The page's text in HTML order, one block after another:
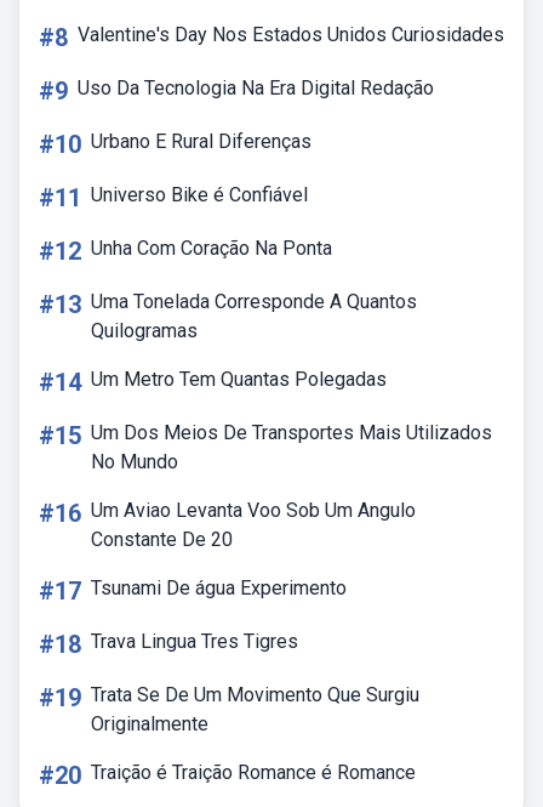
#8 Valentine's Day Nos Estados Unidos Curiosidades
#9 Uso Da Tecnologia Na Era Digital Redação
#10 Urbano E Rural Diferenças
#11 Universo Bike é Confiável
#12 Unha Com Coração Na Ponta
#13 Uma Tonelada Corresponde A Quantos
Quilogramas
#14 Um Metro Tem Quantas Polegadas
#15 Um Dos Meios De Transportes Mais Utilizados
No Mundo
#16 Um Aviao Levanta Voo Sob Um Angulo
Constante De 20
#17 Tsunami De água Experimento
#18 Trava Lingua Tres Tigres
#19 Trata Se De Um Movimento Que Surgiu
Originalmente
#20 Traição é Traição Romance é Romance